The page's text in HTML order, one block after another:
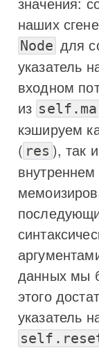
наших
Node для
указатель
входном
из
кэшируем
( res ), так
данных мы
этого
указатель